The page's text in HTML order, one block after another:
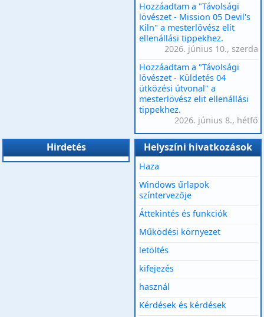
Hozzáadtam a "Távolsági
lövészet - Mission 05 Devil's
Kiln" a mesterlövész elit
ellenállási tippekhez.
2026. június 10., szerda
Hozzáadtam a "Távolsági
lövészet - Küldetés 04
ütközési útvonal" a
mesterlövész elit ellenállási
tippekhez.
2026. június 8., hétfő
Hirdetés Helyszíni hivatkozások
Haza
Windows űrlapok
színtervezője
Áttekintés és funkciók
Működési környezet
letöltés
kifejezés
használ
Kérdések és kérdések